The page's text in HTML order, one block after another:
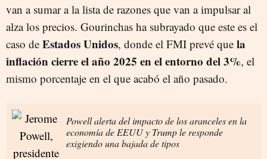
van a sumar a la lista de razones que van a impulsar al
alza los precios. Gourinchas ha subrayado que este es el
caso de Estados Unidos, donde el FMI prevé que la
inflación cierre el año 2025 en el entorno del 3%, el
mismo porcentaje en el que acabó el año pasado.
Powell alerta del impacto de los aranceles en la
economía de EEUU y Trump le responde
exigiendo una bajada de tipos